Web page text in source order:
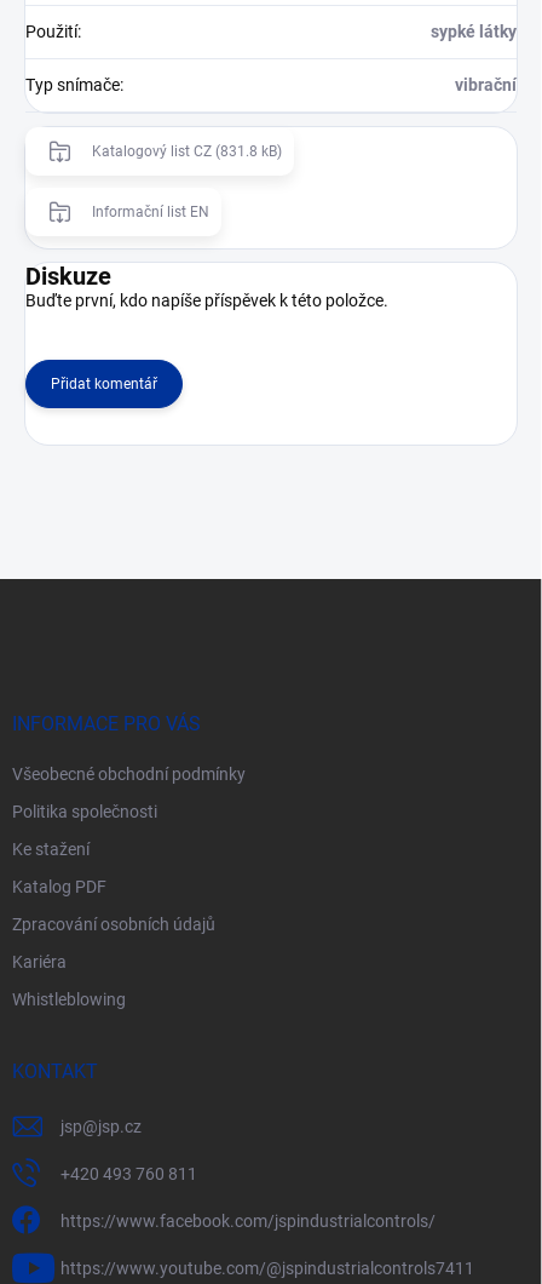
Použití: sypké látky
Typ snímače: vibrační
Katalogový list CZ (831.8 kB)
Informační list EN
Diskuze
Buďte první, kdo napíše příspěvek k této položce.
Přidat komentář
INFORMACE PRO VÁS
Všeobecné obchodní podmínky
Politika společnosti
Ke stažení
Katalog PDF
Zpracování osobních údajů
Kariéra
Whistleblowing
KONTAKT
jsp@jsp.cz
+420 493 760 811
https://www.facebook.com/jspindustrialcontrols/
https://www.youtube.com/@jspindustrialcontrols7411